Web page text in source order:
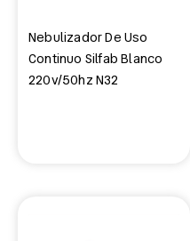
Nebulizador De Uso
Continuo Silfab Blanco
220v/50hz N32